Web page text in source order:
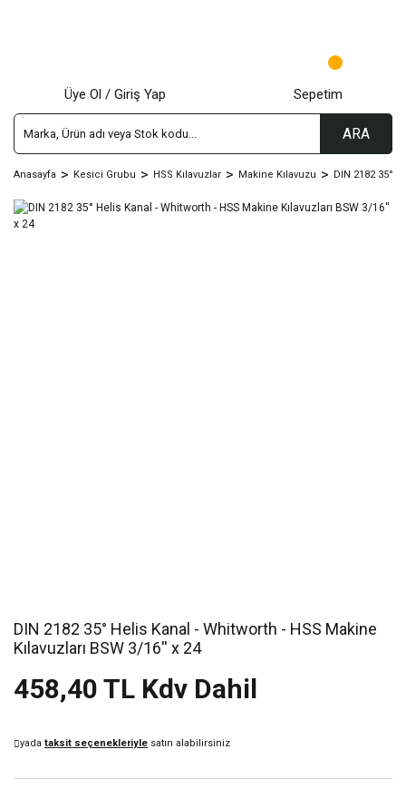
ARA
Üye Ol / Giriş Yap Sepetim
Anasayfa Kesici Grubu HSS Kılavuzlar Makine Kılavuzu DIN 2182 35°
DIN 2182 35° Helis Kanal - Whitworth - HSS Makine
Kılavuzları BSW 3/16'' x 24
458,40 TL Kdv Dahil
yada taksit seçenekleriyle satın alabilirsiniz